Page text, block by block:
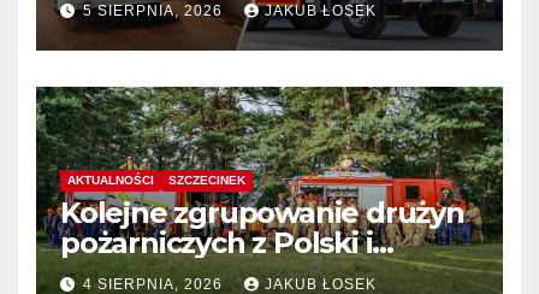
5 SIERPNIA, 2026 JAKUB ŁOSEK
AKTUALNOŚCI SZCZECINEK
Kolejne zgrupowanie drużyn
pożarniczych z Polski i
Niemiec w regionie
4 SIERPNIA, 2026 JAKUB ŁOSEK